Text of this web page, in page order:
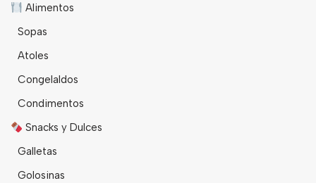
Alimentos
Sopas
Atoles
Congelaldos
Condimentos
Snacks y Dulces
Galletas
Golosinas